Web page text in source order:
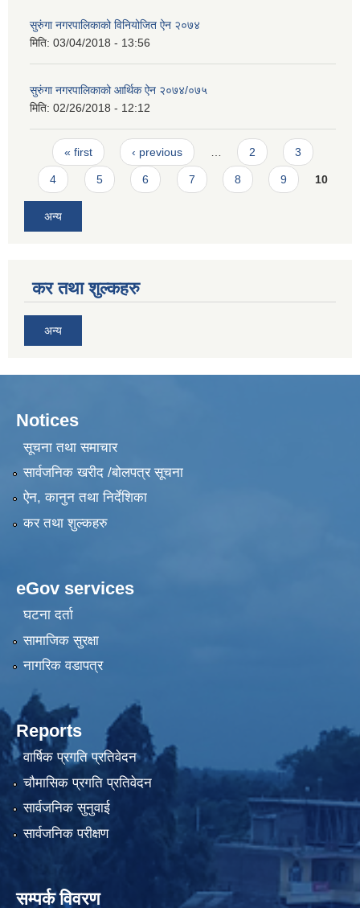
सुरुंगा नगरपालिकाको विनियोजित ऐन २०७४
मिति: 03/04/2018 - 13:56
सुरुंगा नगरपालिकाको आर्थिक ऐन २०७४/०७५
मिति: 02/26/2018 - 12:12
Pages
« first ‹ previous 2 3
4 5 6 7 8 9 10
अन्य
कर तथा शुल्कहरु
अन्य
Notices
सूचना तथा समाचार
सार्वजनिक खरीद /बोलपत्र सूचना
ऐन, कानुन तथा निर्देशिका
कर तथा शुल्कहरु
eGov services
घटना दर्ता
सामाजिक सुरक्षा
नागरिक वडापत्र
Reports
वार्षिक प्रगति प्रतिवेदन
चौमासिक प्रगति प्रतिवेदन
सार्वजनिक सुनुवाई
सार्वजनिक परीक्षण
सम्पर्क विवरण